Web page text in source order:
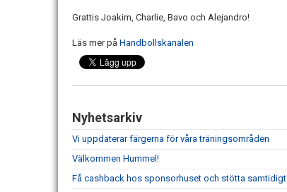
Grattis Joakim, Charlie, Bavo och Alejandro!
Läs mer på Handbollskanalen
Nyhetsarkiv
Vi uppdaterar färgerna för våra träningsområden
Välkommen Hummel!
Få cashback hos sponsorhuset och stötta samtidigt